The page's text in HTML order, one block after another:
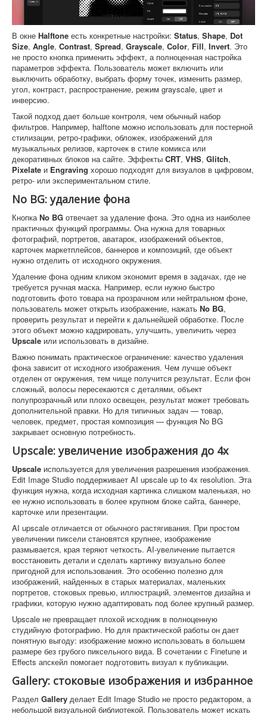
В окне Halftone есть конкретные настройки: Status, Shape, Dot
Size, Angle, Contrast, Spread, Grayscale, Color, Fill, Invert. Это
не просто кнопка применить эффект, а полноценная настройка
параметров эффекта. Пользователь может включить или
выключить обработку, выбрать форму точек, изменить размер,
угол, контраст, распространение, режим grayscale, цвет и
инверсию.
Такой подход дает больше контроля, чем обычный набор
фильтров. Например, halftone можно использовать для постерной
стилизации, ретро-графики, обложек, изображений для
музыкальных релизов, карточек в стиле комикса или
декоративных блоков на сайте. Эффекты CRT, VHS, Glitch,
Pixelate и Engraving хорошо подходят для визуалов в цифровом,
ретро- или экспериментальном стиле.
No BG: удаление фона
КнопкаNo BG отвечает за удаление фона. Это одна из наиболее
практичных функций программы. Она нужна для товарных
фотографий, портретов, аватарок, изображений объектов,
карточек маркетплейсов, баннеров и композиций, где объект
нужно отделить от исходного окружения.
Удаление фона одним кликом экономит время в задачах, где не
требуется ручная маска. Например, если нужно быстро
подготовить фото товара на прозрачном или нейтральном фоне,
пользователь может открыть изображение, нажать No BG,
проверить результат и перейти к дальнейшей обработке. После
этого объект можно кадрировать, улучшить, увеличить через
Upscale или использовать в дизайне.
Важно понимать практическое ограничение: качество удаления
фона зависит от исходного изображения. Чем лучше объект
отделен от окружения, тем чище получится результат. Если фон
сложный, волосы пересекаются с деталями, объект
полупрозрачный или плохо освещен, результат может требовать
дополнительной правки. Но для типичных задач — товар,
человек, предмет, простая композиция — функция No BG
закрывает основную потребность.
Upscale: увеличение изображения до 4x
Upscale используется для увеличения разрешения изображения.
Edit Image Studio поддерживает AI upscale up to 4x resolution. Эта
функция нужна, когда исходная картинка слишком маленькая, но
ее нужно использовать в более крупном блоке сайта, баннере,
карточке или презентации.
AI upscale отличается от обычного растягивания. При простом
увеличении пиксели становятся крупнее, изображение
размывается, края теряют четкость. AI-увеличение пытается
восстановить детали и сделать картинку визуально более
пригодной для использования. Это особенно полезно для
изображений, найденных в старых материалах, маленьких
портретов, стоковых превью, иллюстраций, элементов дизайна и
графики, которую нужно адаптировать под более крупный размер.
Upscale не превращает плохой исходник в полноценную
студийную фотографию. Но для практической работы он дает
понятную выгоду: изображение можно использовать в большем
размере без грубого пиксельного вида. В сочетании с Finetune и
Effects апскейл помогает подготовить визуал к публикации.
Gallery: стоковые изображения и избранное
Раздел Gallery делает Edit Image Studio не просто редактором, а
небольшой визуальной библиотекой. Пользователь может искать